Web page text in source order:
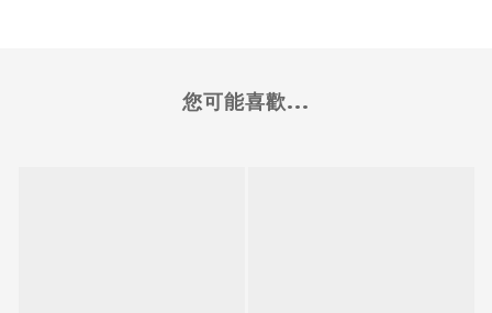
您可能喜歡...